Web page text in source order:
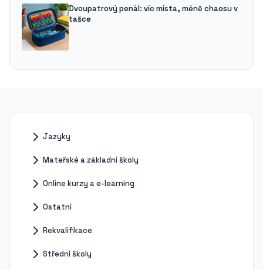
Dvoupatrový penál: víc místa, méně chaosu v
tašce
Jazyky
Mateřské a základní školy
Online kurzy a e-learning
Ostatní
Rekvalifikace
Střední školy